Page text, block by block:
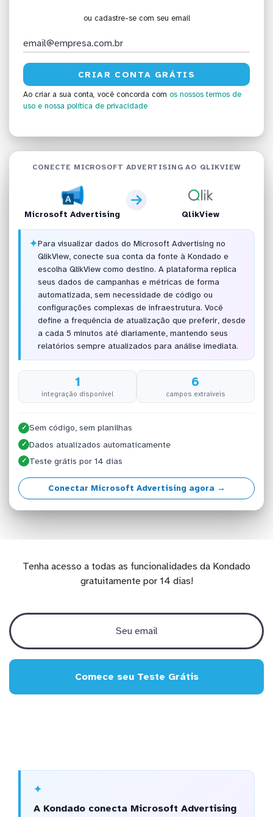
ou cadastre-se com seu email
Ao criar a sua conta, você concorda com os nossos termos de
uso e nossa política de privacidade
CONECTE MICROSOFT ADVERTISING AO QLIKVIEW
Microsoft Advertising QlikView
✦Para visualizar dados do Microsoft Advertising no
QlikView, conecte sua conta da fonte à Kondado e
escolha QlikView como destino. A plataforma replica
seus dados de campanhas e métricas de forma
automatizada, sem necessidade de código ou
configurações complexas de infraestrutura. Você
define a frequência de atualização que preferir, desde
a cada 5 minutos até diariamente, mantendo seus
relatórios sempre atualizados para análise imediata.
1
integração disponível
6
campos extraíveis
✓ Sem código, sem planilhas
✓ Dados atualizados automaticamente
✓ Teste grátis por 14 dias
Conectar Microsoft Advertising agora →
Tenha acesso a todas as funcionalidades da Kondado
gratuitamente por 14 dias!
Comece seu Teste Grátis
A Kondado conecta Microsoft Advertising